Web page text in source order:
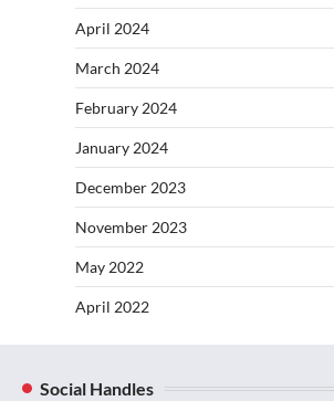
April 2024
March 2024
February 2024
January 2024
December 2023
November 2023
May 2022
April 2022
Social Handles